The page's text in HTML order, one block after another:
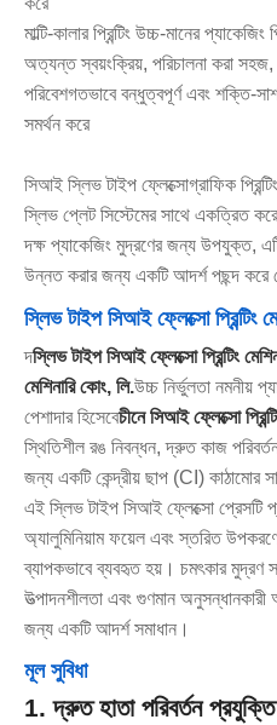
মাল্টি-কালার প্রিন্টিং উচ্চ-মানের
অত্যন্ত স্বয়ংক্রিয়, পরিচালনা করা সহজ,
পরিবেশগতভাবে বন্ধুত্বপূর্ণ এবং শক্তি-
সমর্থন করে
সিআই স্লিভ টাইপ ফ্লেক্সোগ্রাফিক
স্লিভ প্লেট সিস্টেমের সাথে একত্রিত
দক্ষ প্যাকেজিং মুদ্রণের জন্য উপযুক্ত,
উন্নত করার জন্য একটি আদর্শ পছন্দ করে
স্লিভ টাইপ সিআই ফ্লেক্সো প্রিন্টিং
দস্লিভ টাইপ সিআই ফ্লেক্সো প্রিন্টিং
মেশিনারি কোং, লি.উচ্চ নির্ভুলতা নমনীয়
পেশাদার হিসেবেচীনে সিআই ফ্লেক্সো
স্থিতিশীল রঙ নিবন্ধন, দ্রুত কাজ
জন্য একটি কেন্দ্রীয় ছাপ (CI) কাঠামোর
এই স্লিভ টাইপ সিআই ফ্লেক্সো প্রেসটি
অ্যালুমিনিয়াম ফয়েল এবং স্তরিত
ব্যাপকভাবে ব্যবহৃত হয়। চমৎকার মুদ্রণ
উত্পাদনশীলতা এবং গুণমান
জন্য একটি আদর্শ সমাধান।
মূল সুবিধা
1. দ্রুত হাতা পরিবর্তন প্রযুক্তি